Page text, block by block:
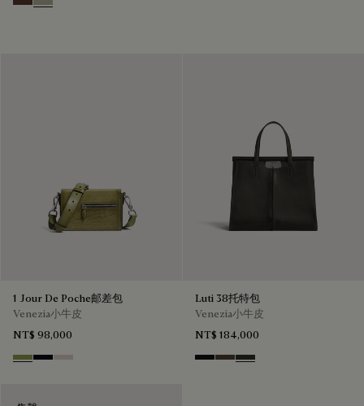
Soft Brown
Light Kaki
1 Jour De Poche邮差包
Venezia小牛皮
NT$ 98,000
WillowAtlantide
Gris
Luti 38托特包
Venezia小牛皮
NT$ 184,000
Nero Grigio
AlbaVerbena